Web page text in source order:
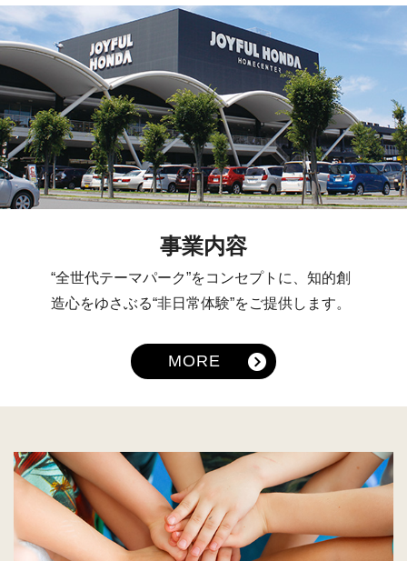
事業内容
“全世代テーマパーク”をコンセプトに、知的創
造心をゆさぶる“非日常体験”をご提供します。
MORE